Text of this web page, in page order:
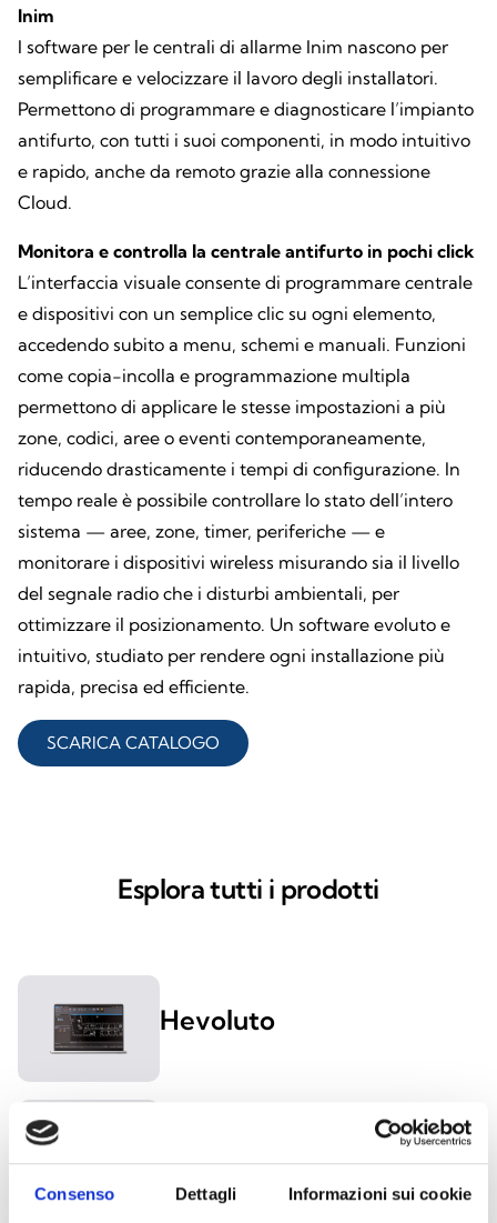
Consenso Dettagli Informazioni sui cookie
Inim
I software per le centrali di allarme Inim nascono per
semplificare e velocizzare il lavoro degli installatori.
Permettono di programmare e diagnosticare l’impianto
antifurto, con tutti i suoi componenti, in modo intuitivo
e rapido, anche da remoto grazie alla connessione
Cloud.
Monitora e controlla la centrale antifurto in pochi click
L’interfaccia visuale consente di programmare centrale
e dispositivi con un semplice clic su ogni elemento,
accedendo subito a menu, schemi e manuali. Funzioni
come copia-incolla e programmazione multipla
permettono di applicare le stesse impostazioni a più
zone, codici, aree o eventi contemporaneamente,
riducendo drasticamente i tempi di configurazione. In
tempo reale è possibile controllare lo stato dell’intero
sistema — aree, zone, timer, periferiche — e
monitorare i dispositivi wireless misurando sia il livello
del segnale radio che i disturbi ambientali, per
ottimizzare il posizionamento. Un software evoluto e
intuitivo, studiato per rendere ogni installazione più
rapida, precisa ed efficiente.
SCARICA CATALOGO
Esplora tutti i prodotti
Hevoluto